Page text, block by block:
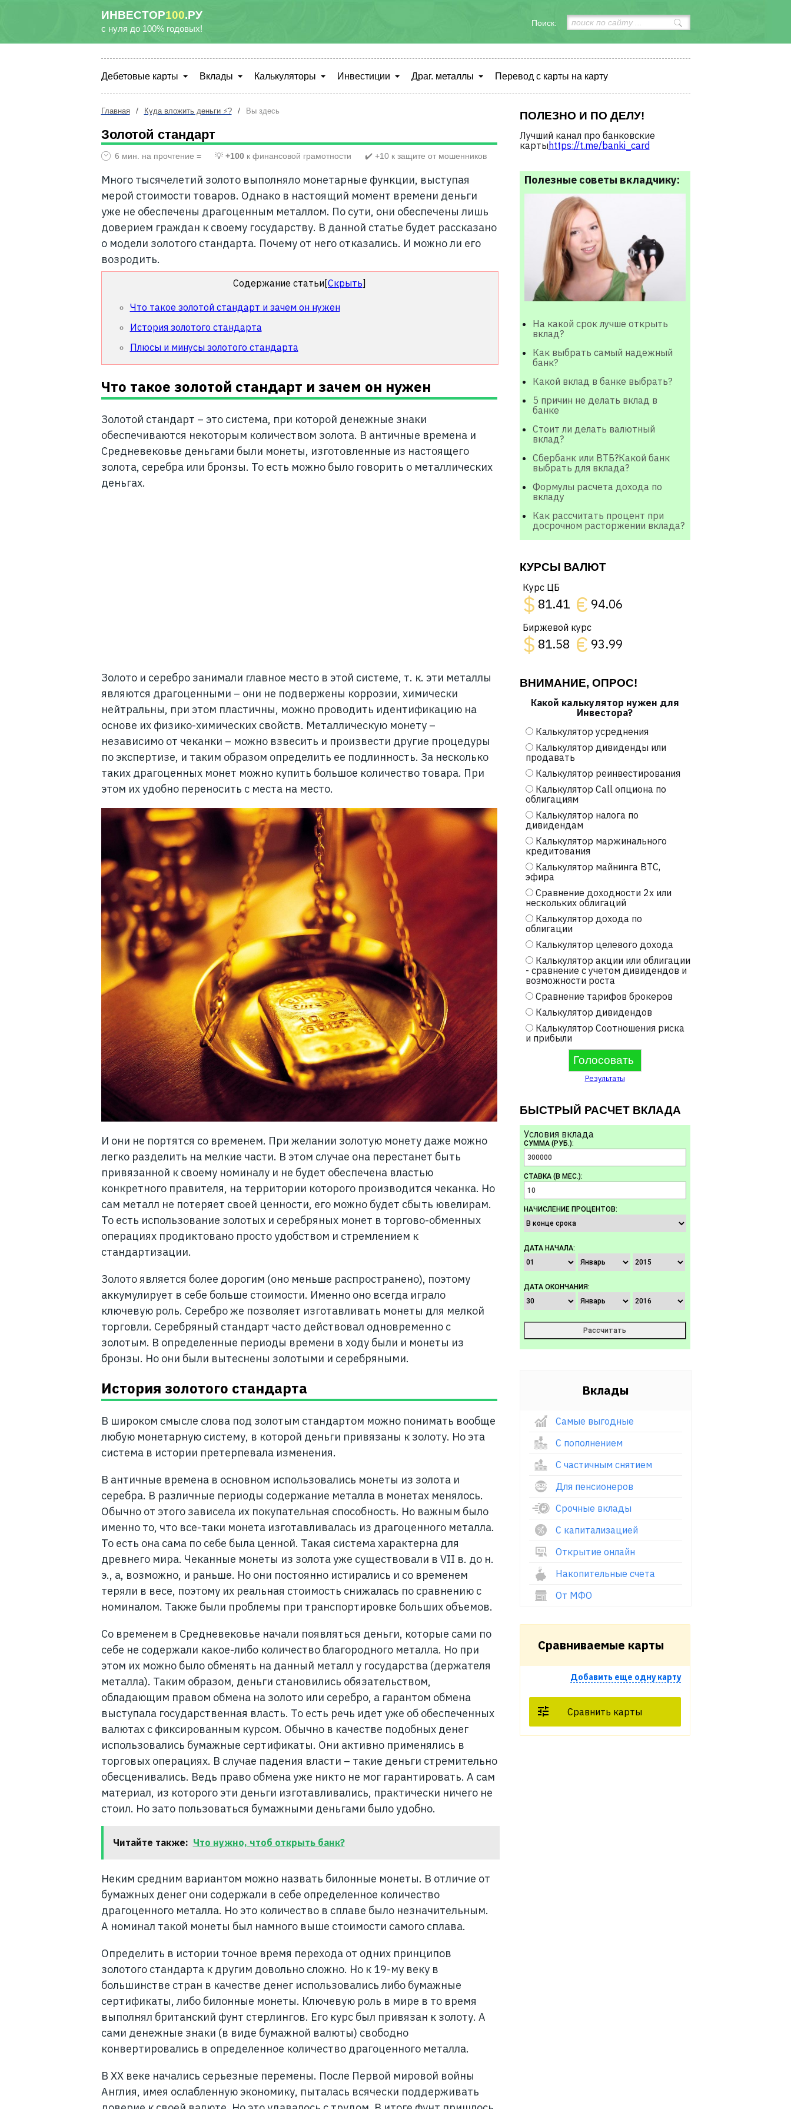
ИНВЕСТОР100.РУ
с нуля до 100% годовых!
Поиск:
Дебетовые карты Вклады Калькуляторы Инвестиции Драг. металлы Перевод с карты на карту
Главная / Куда вложить деньги ⚡? / Вы здесь
Золотой стандарт
6 мин. на прочтение = 💡 +100к финансовой грамотности ✔️ +10 к защите от мошенников
Много тысячелетий золото выполняло монетарные функции, выступая
мерой стоимости товаров. Однако в настоящий момент времени деньги
уже не обеспечены драгоценным металлом. По сути, они обеспечены лишь
доверием граждан к своему государству. В данной статье будет рассказано
о модели золотого стандарта. Почему от него отказались. И можно ли его
возродить.
Содержание статьи [Скрыть]
Что такое золотой стандарт и зачем он нужен
История золотого стандарта
Плюсы и минусы золотого стандарта
Что такое золотой стандарт и зачем он нужен
Золотой стандарт – это система, при которой денежные знаки
обеспечиваются некоторым количеством золота. В античные времена и
Средневековье деньгами были монеты, изготовленные из настоящего
золота, серебра или бронзы. То есть можно было говорить о металлических
деньгах.
Золото и серебро занимали главное место в этой системе, т. к. эти металлы
являются драгоценными – они не подвержены коррозии, химически
нейтральны, при этом пластичны, можно проводить идентификацию на
основе их физико-химических свойств. Металлическую монету –
независимо от чеканки – можно взвесить и произвести другие процедуры
по экспертизе, и таким образом определить ее подлинность. За несколько
таких драгоценных монет можно купить большое количество товара. При
этом их удобно переносить с места на место.
И они не портятся со временем. При желании золотую монету даже можно
легко разделить на мелкие части. В этом случае она перестанет быть
привязанной к своему номиналу и не будет обеспечена властью
конкретного правителя, на территории которого производится чеканка. Но
сам металл не потеряет своей ценности, его можно будет сбыть ювелирам.
То есть использование золотых и серебряных монет в торгово-обменных
операциях продиктовано просто удобством и стремлением к
стандартизации.
Золото является более дорогим (оно меньше распространено), поэтому
аккумулирует в себе больше стоимости. Именно оно всегда играло
ключевую роль. Серебро же позволяет изготавливать монеты для мелкой
торговли. Серебряный стандарт часто действовал одновременно с
золотым. В определенные периоды времени в ходу были и монеты из
бронзы. Но они были вытеснены золотыми и серебряными.
История золотого стандарта
В широком смысле слова под золотым стандартом можно понимать вообще
любую монетарную систему, в которой деньги привязаны к золоту. Но эта
система в истории претерпевала изменения.
В античные времена в основном использовались монеты из золота и
серебра. В различные периоды содержание металла в монетах менялось.
Обычно от этого зависела их покупательная способность. Но важным было
именно то, что все-таки монета изготавливалась из драгоценного металла.
То есть она сама по себе была ценной. Такая система характерна для
древнего мира. Чеканные монеты из золота уже существовали в VII в. до н.
э., а, возможно, и раньше. Но они постоянно истирались и со временем
теряли в весе, поэтому их реальная стоимость снижалась по сравнению с
номиналом. Также были проблемы при транспортировке больших объемов.
Со временем в Средневековье начали появляться деньги, которые сами по
себе не содержали какое-либо количество благородного металла. Но при
этом их можно было обменять на данный металл у государства (держателя
металла). Таким образом, деньги становились обязательством,
обладающим правом обмена на золото или серебро, а гарантом обмена
выступала государственная власть. То есть речь идет уже об обеспеченных
валютах с фиксированным курсом. Обычно в качестве подобных денег
использовались бумажные сертификаты. Они активно применялись в
торговых операциях. В случае падения власти – такие деньги стремительно
обесценивались. Ведь право обмена уже никто не мог гарантировать. А сам
материал, из которого эти деньги изготавливались, практически ничего не
стоил. Но зато пользоваться бумажными деньгами было удобно.
Читайте также: Что нужно, чтоб открыть банк?
Неким средним вариантом можно назвать билонные монеты. В отличие от
бумажных денег они содержали в себе определенное количество
драгоценного металла. Но это количество в сплаве было незначительным.
А номинал такой монеты был намного выше стоимости самого сплава.
Определить в истории точное время перехода от одних принципов
золотого стандарта к другим довольно сложно. Но к 19-му веку в
большинстве стран в качестве денег использовались либо бумажные
сертификаты, либо билонные монеты. Ключевую роль в мире в то время
выполнял британский фунт стерлингов. Его курс был привязан к золоту. А
сами денежные знаки (в виде бумажной валюты) свободно
конвертировались в определенное количество драгоценного металла.
В XX веке начались серьезные перемены. После Первой мировой войны
Англия, имея ослабленную экономику, пыталась всячески поддерживать
ПОЛЕЗНО И ПО ДЕЛУ!
Лучший канал про банковские
карты https://t.me/banki_card
Полезные советы вкладчику:
На какой срок лучше открыть
вклад?
Как выбрать самый надежный
банк?
Какой вклад в банке выбрать?
5 причин не делать вклад в
банке
Стоит ли делать валютный
вклад?
Сбербанк или ВТБ?Какой банк
выбрать для вклада?
Формулы расчета дохода по
вкладу
Как рассчитать процент при
досрочном расторжении вклада?
КУРСЫ ВАЛЮТ
Курс ЦБ
$ 81.41 € 94.06
Биржевой курс
$ 81.58 € 93.99
ВНИМАНИЕ, ОПРОС!
Какой калькулятор нужен для
Инвестора?
Калькулятор усреднения
Калькулятор дивиденды или
продавать
Калькулятор реинвестирования
Калькулятор Call опциона по
облигациям
Калькулятор налога по
дивидендам
Калькулятор маржинального
кредитования
Калькулятор майнинга BTC,
эфира
Сравнение доходности 2х или
нескольких облигаций
Калькулятор дохода по
облигации
Калькулятор целевого дохода
Калькулятор акции или облигации
- сравнение с учетом дивидендов и
возможности роста
Сравнение тарифов брокеров
Калькулятор дивидендов
Калькулятор Соотношения риска
и прибыли
Результаты
БЫСТРЫЙ РАСЧЕТ ВКЛАДА
Условия вклада
СУММА (РУБ.):
СТАВКА (В МЕС.):
НАЧИСЛЕНИЕ ПРОЦЕНТОВ:
ДАТА НАЧАЛА:
ДАТА ОКОНЧАНИЯ:
Вклады
Самые выгодные
С пополнением
С частичным снятием
Для пенсионеров
Срочные вклады
С капитализацией
Открытие онлайн
Накопительные счета
От МФО
Сравниваемые карты
Добавить еще одну карту
Сравнить карты